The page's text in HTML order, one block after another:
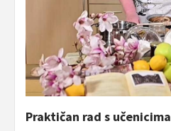
Praktičan rad s učenicima